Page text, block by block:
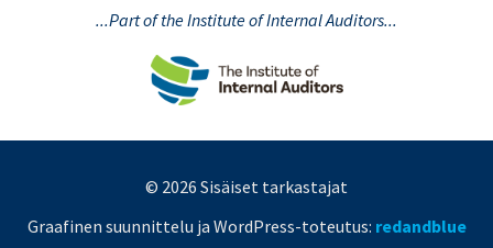
...Part of the Institute of Internal Auditors...
© 2026 Sisäiset tarkastajat
Graafinen suunnittelu ja WordPress-toteutus: redandblue